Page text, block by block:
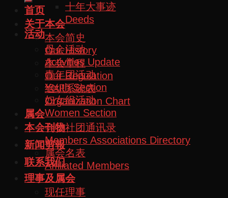
十年大事迹
Deeds
活动
母会活动
Activities Update
青年团活动
Youth Section
妇女组活动
Women Section
本会刊物
新闻剪報
联系我们
首页
关于本会
本会简史
Our History
本会章程
Our Regulation
组织系统表
Organization Chart
属会
会员社团通讯录
Members Associations Directory
属会名表
Affiliated Members
理事及属会
现任理事